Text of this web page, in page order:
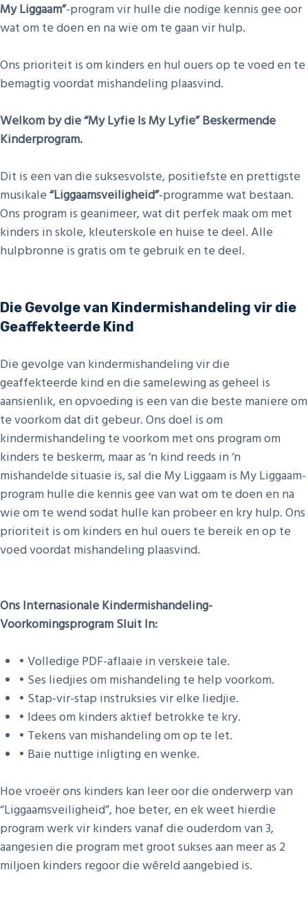
My Liggaam”-program vir hulle die nodige kennis gee oor
wat om te doen en na wie om te gaan vir hulp.
Ons prioriteit is om kinders en hul ouers op te voed en te
bemagtig voordat mishandeling plaasvind.
Welkom by die “My Lyfie Is My Lyfie” Beskermende
Kinderprogram.
Dit is een van die suksesvolste, positiefste en prettigste
musikale “Liggaamsveiligheid”-programme wat bestaan.
Ons program is geanimeer, wat dit perfek maak om met
kinders in skole, kleuterskole en huise te deel. Alle
hulpbronne is gratis om te gebruik en te deel.
Die Gevolge van Kindermishandeling vir die
Geaffekteerde Kind
Die gevolge van kindermishandeling vir die
geaffekteerde kind en die samelewing as geheel is
aansienlik, en opvoeding is een van die beste maniere om
te voorkom dat dit gebeur. Ons doel is om
kindermishandeling te voorkom met ons program om
kinders te beskerm, maar as ‘n kind reeds in ‘n
mishandelde situasie is, sal die My Liggaam is My Liggaam-
program hulle die kennis gee van wat om te doen en na
wie om te wend sodat hulle kan probeer en kry hulp. Ons
prioriteit is om kinders en hul ouers te bereik en op te
voed voordat mishandeling plaasvind.
Ons Internasionale Kindermishandeling-
Voorkomingsprogram Sluit In:
• Volledige PDF-aflaaie in verskeie tale.
• Ses liedjies om mishandeling te help voorkom.
• Stap-vir-stap instruksies vir elke liedjie.
• Idees om kinders aktief betrokke te kry.
• Tekens van mishandeling om op te let.
• Baie nuttige inligting en wenke.
Hoe vroeër ons kinders kan leer oor die onderwerp van
“Liggaamsveiligheid”, hoe beter, en ek weet hierdie
program werk vir kinders vanaf die ouderdom van 3,
aangesien die program met groot sukses aan meer as 2
miljoen kinders regoor die wêreld aangebied is.